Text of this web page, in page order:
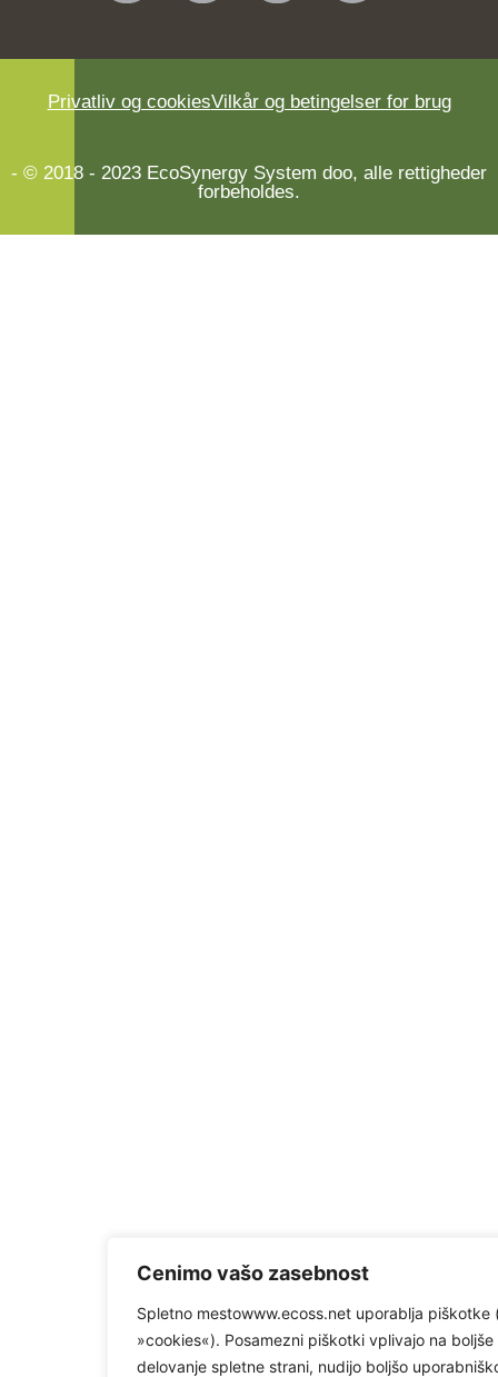
Cenimo vašo zasebnost
Spletno mestowww.ecoss.net uporablja piškotke
»cookies«). Posamezni piškotki vplivajo na boljše
delovanje spletne strani, nudijo boljšo
Privatliv og cookiesVilkår og betingelser for brug
- © 2018 - 2023 EcoSynergy System doo, alle rettigheder
forbeholdes.